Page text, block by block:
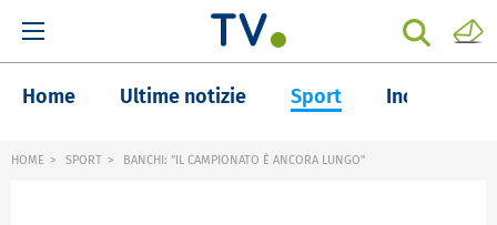
Home Ultime notizie Sport Inchieste
HOME SPORT BANCHI: "IL CAMPIONATO È ANCORA LUNGO"